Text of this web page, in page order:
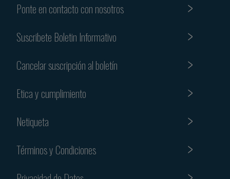
Ponte en contacto con nosotros
Suscribete Boletin Informativo
Cancelar suscripción al boletín
Etica y cumplimiento
Netiqueta
Términos y Condiciones